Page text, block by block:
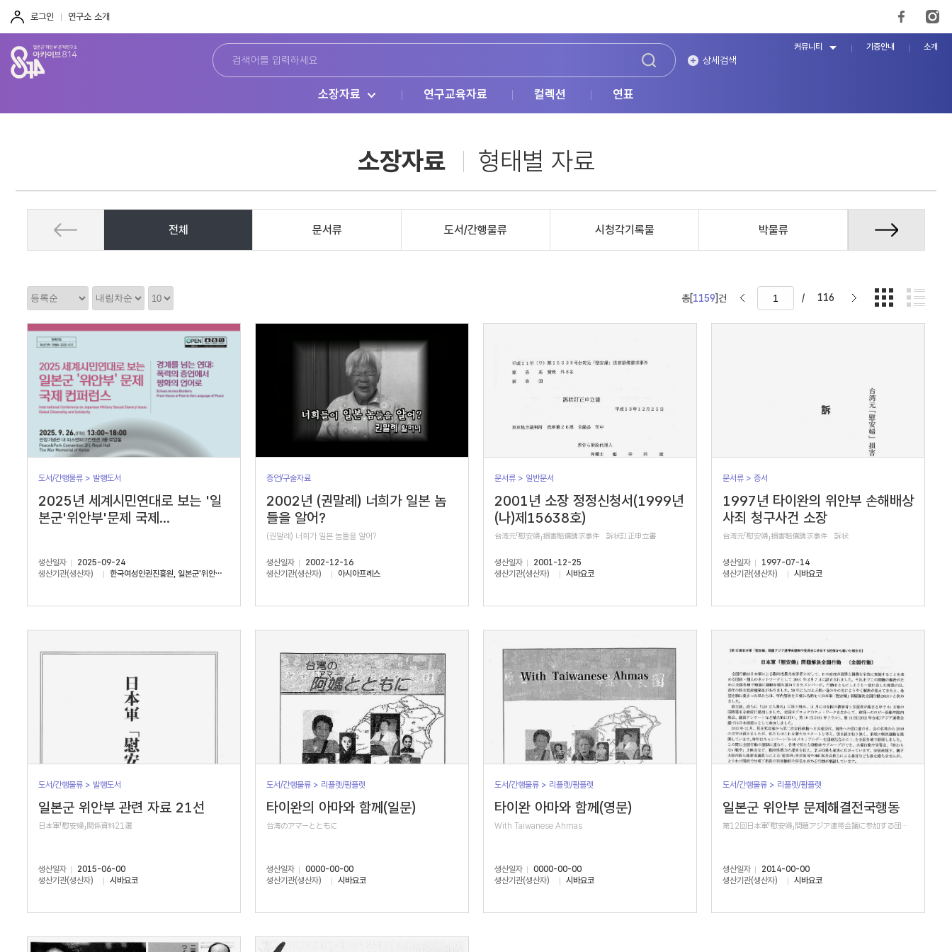
로그인 연구소 소개
상세검색
소장자료 연구교육자료 컬렉션 연표
커뮤니티 기증안내 소개
소장자료 형태별 자료
전체 문서류 도서/간행물류 시청각기록물 박물류 증언/구술자
정
렬
정
렬
순
서
정
렬
갯
수
총[1159]건 / 116
도서/간행물류 > 발행도서
2025년 세계시민연대로 보는 '일
본군'위안부'문제 국제...
생산일자
2025-09-24
생산기관(생산자)
한국여성인권진흥원, 일본군'위안부'문제연구소
증언/구술자료
2002년 (권말례) 너희가 일본 놈
들을 알어?
(권말례) 너희가 일본 놈들을 알어?
생산일자
2002-12-16
생산기관(생산자)
아시아프레스
문서류 > 일반문서
2001년 소장 정정신청서(1999년
(나)제15638호)
台湾元「慰安婦」損害賠償請求事件 訴状訂正申立書
생산일자
2001-12-25
생산기관(생산자)
시바요코
문서류 > 증서
1997년 타이완의 위안부 손해배상
사죄 청구사건 소장
台湾元「慰安婦」損害賠償請求事件 訴状
생산일자
1997-07-14
생산기관(생산자)
시바요코
도서/간행물류 > 발행도서
일본군 위안부 관련 자료 21선
日本軍「慰安婦」関係資料21選
생산일자
2015-06-00
생산기관(생산자)
시바요코
도서/간행물류 > 리플렛/팜플렛
타이완의 아마와 함께(일문)
台湾のアマーとともに
생산일자
0000-00-00
생산기관(생산자)
시바요코
도서/간행물류 > 리플렛/팜플렛
타이완 아마와 함께(영문)
With Taiwanese Ahmas
생산일자
0000-00-00
생산기관(생산자)
시바요코
도서/간행물류 > 리플렛/팜플렛
일본군 위안부 문제해결전국행동
第12回日本軍「慰安婦」問題アジア連帯会議に参加する団体から届いた紹介文
생산일자
2014-00-00
생산기관(생산자)
시바요코